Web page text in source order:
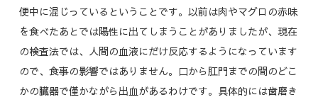
便中に混じっているということです。以前は肉やマグロの赤味
を食べたあとでは陽性に出てしまうことがありましたが、現在
の検査法では、人間の血液にだけ反応するようになっています
ので、食事の影響ではありません。口から肛門までの間のどこ
かの臓器で僅かながら出血があるわけです。具体的には歯磨き